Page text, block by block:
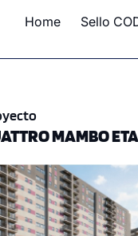
Home Sello
MAMBO